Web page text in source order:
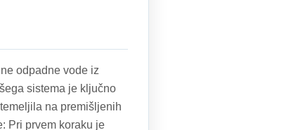
odpadne vode iz
sistema je ključno
na premišljenih
Pri prvem koraku je